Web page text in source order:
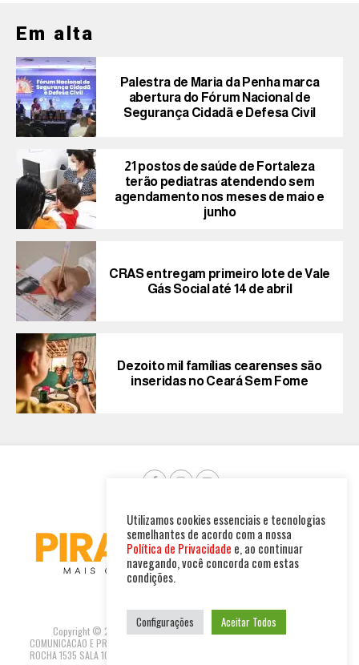
Em alta
Palestra de Maria da Penha marca
abertura do Fórum Nacional de
Segurança Cidadã e Defesa Civil
21 postos de saúde de Fortaleza
terão pediatras atendendo sem
agendamento nos meses de maio e
junho
CRAS entregam primeiro lote de Vale
Gás Social até 14 de abril
Dezoito mil famílias cearenses são
inseridas no Ceará Sem Fome
Copyright © 2025. Todos os direitos reservados. PIRAMBU NEWS
COMUNICACAO E PRODUTOS LTDA | CNPJ: 47.694.733/0001-37 R GUILHERME
ROCHA 1535 SALA 10 - FORTALEZA-CEARÁ REDACAO@PIRAMBUNEWS.COM.BR
Utilizamos cookies essenciais e tecnologias
semelhantes de acordo com a nossa
Política de Privacidade e, ao continuar
navegando, você concorda com estas
condições.
Configurações Aceitar Todos